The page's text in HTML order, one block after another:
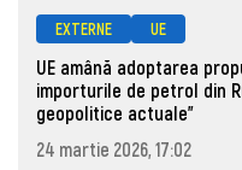
EXTERNE UE
UE amână adoptarea
importurile de petrol din
geopolitice actuale"
24 martie 2026, 17:02